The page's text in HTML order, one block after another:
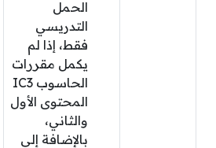
الحمل
التدريسي
فقط، إذا لم
يكمل مقررات
الحاسوب IC3
المحتوى الأول
والثاني،
بالإضافة إلى